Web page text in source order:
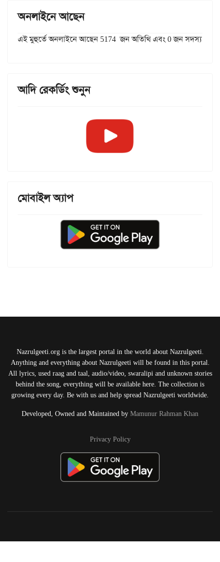
অনলাইনে আছেন
এই মুহুর্তে অনলাইনে আছেন 5174 জন অতিথি এবং 0 জন সদস্য
আদি রেকর্ডিং শুনুন
মোবাইল অ্যাপ
Nazrulgeeti.org is the largest portal in the world about Nazrulgeeti.
Anything and everything about Nazrulgeeti will be found in this portal.
All lyrics, used raag and taal, audio/video, swaralipi and unknown stories
behind the song, everything will be available here. The collection is
growing every day. Be with us and help spread Nazrulgeeti worldwide.
Developed, Owned and Maintained by Mamunur Rahman Khan
Privacy Policy